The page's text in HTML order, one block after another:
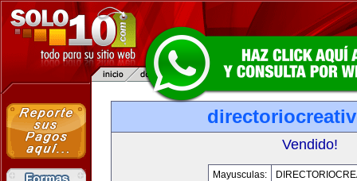
Vendido!
Mayusculas: